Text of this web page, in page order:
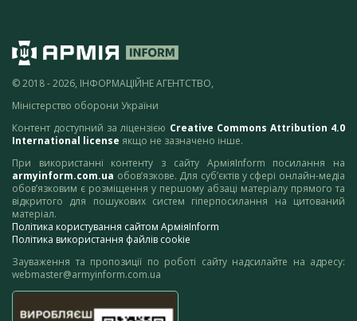
© 2018 - 2026, ІНФОРМАЦІЙНЕ АГЕНТСТВО,
Міністерство оборони України
Контент доступний за ліцензією Creative Commons Attribution 4.0
International license якщо не зазначено інше.
При використанні контенту з сайту АрміяInform посилання на
armyinform.com.ua обов’язкове. Для суб’єктів у сфері онлайн-медіа
обов’язковим є розміщення у першому абзаці матеріалу прямого та
відкритого для пошукових систем гіперпосилання на цитований
матеріал.
Політика користування сайтом АрміяInform
Політика використання файлів cookie
Зауваження та пропозиції по роботі сайту надсилайте на адресу:
webmaster@armyinform.com.ua